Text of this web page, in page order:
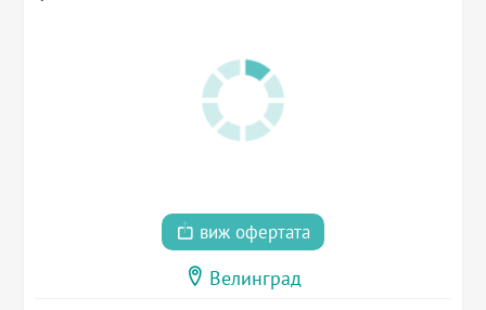
виж офертата
Велинград